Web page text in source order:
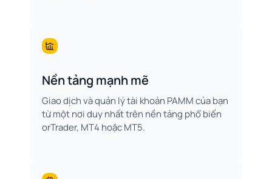
Nền tảng mạnh mẽ
Giao dịch và quản lý tài khoản PAMM của bạn
từ một nơi duy nhất trên nền tảng phổ biến
orTrader, MT4 hoặc MT5.